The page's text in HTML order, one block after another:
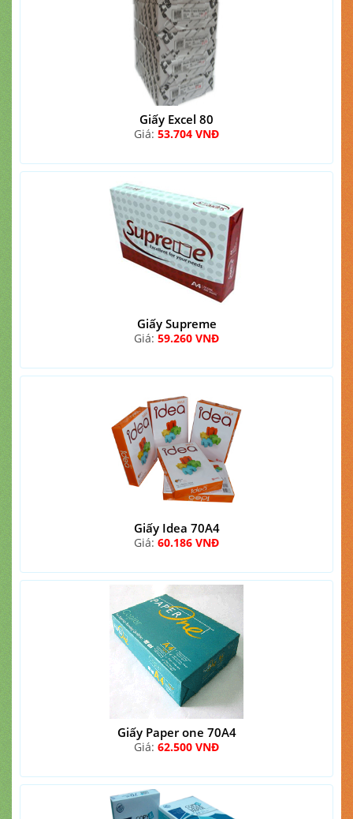
Giấy Excel 80
Giá: 53.704 VNĐ
Giấy Supreme
Giá: 59.260 VNĐ
Giấy Idea 70A4
Giá: 60.186 VNĐ
Giấy Paper one 70A4
Giá: 62.500 VNĐ